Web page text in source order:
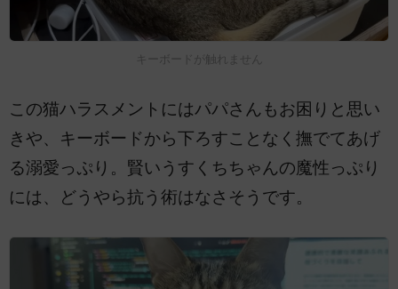
キーボードが触れません
この猫ハラスメントにはパパさんもお困りと思い
きや、キーボードから下ろすことなく撫でてあげ
る溺愛っぷり。賢いうすくちちゃんの魔性っぷり
には、どうやら抗う術はなさそうです。